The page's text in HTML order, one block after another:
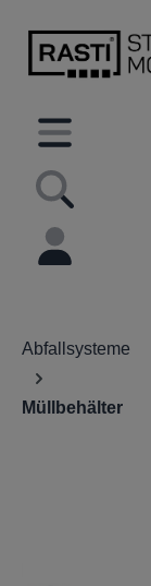
springen
Abfallsysteme
Müllbehälter